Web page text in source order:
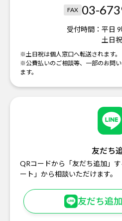
FAX 03-
受付時間： 平日
土日
※土日祝は個人窓口へ転送されます。
※公費払いのご相談等、一部のお問
ます。
友だち
QRコードから「友だち追加」
ート」から相談いただけます。
友だち追